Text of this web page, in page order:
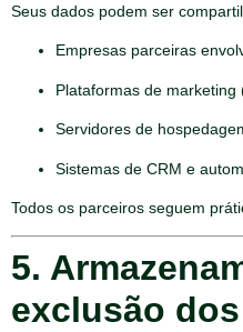
Seus dados podem ser
Empresas parceiras
Plataformas de marketing
Servidores de
Sistemas de CRM e
Todos os parceiros seguem
5.
exclusão